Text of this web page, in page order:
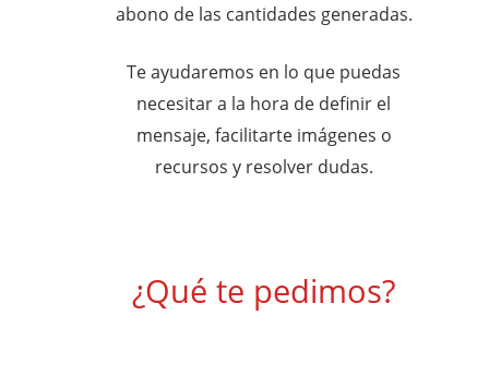
abono de las cantidades generadas.
Te ayudaremos en lo que puedas
necesitar a la hora de definir el
mensaje, facilitarte imágenes o
recursos y resolver dudas.
¿Qué te pedimos?